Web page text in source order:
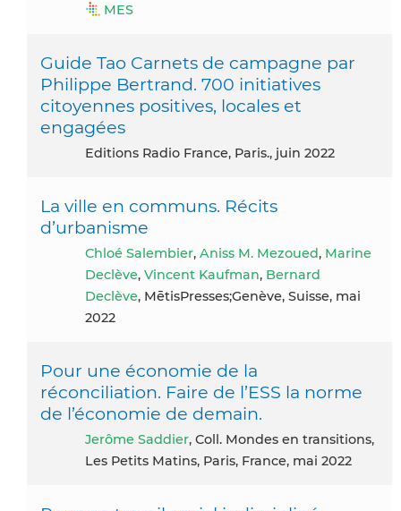
MES
Guide Tao Carnets de campagne par
Philippe Bertrand. 700 initiatives
citoyennes positives, locales et
engagées
Editions Radio France, Paris., juin 2022
La ville en communs. Récits
d’urbanisme
Chloé Salembier, Aniss M. Mezoued, Marine
Declève, Vincent Kaufman, Bernard
Declève, MētisPresses;Genève, Suisse, mai
2022
Pour une économie de la
réconciliation. Faire de l’ESS la norme
de l’économie de demain.
Jerôme Saddier, Coll. Mondes en transitions,
Les Petits Matins, Paris, France, mai 2022